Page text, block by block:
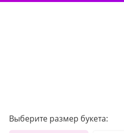
Выберите размер букета: